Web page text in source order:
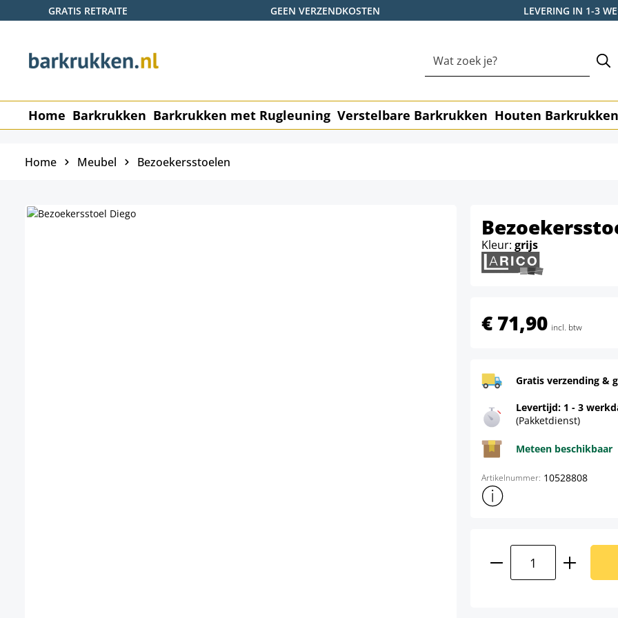
de hoofdinhoud
Ga naar de zoekopdracht
Ga naar de hoofdnavigatie
GRATIS RETRAITE GEEN VERZENDKOSTEN LEVERING IN 1-3
Home Barkrukken Barkrukken met Rugleuning Verstelbare Barkrukken Houten Barkrukken
Home Meubel Bezoekersstoelen
Kleur: grijs
€ 71,90 incl. btw
Gratis verzending &
Levertijd: 1 - 3
(Pakketdienst)
Meteen beschikbaar
Artikelnummer: 10528808
Toon meer productinformatie